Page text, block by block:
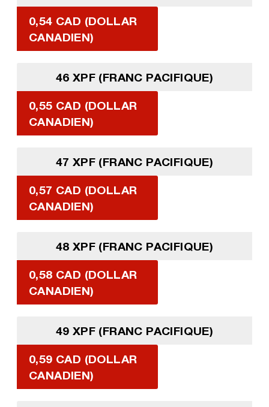
0,54 CAD (DOLLAR
CANADIEN)
46 XPF (FRANC PACIFIQUE)
0,55 CAD (DOLLAR
CANADIEN)
47 XPF (FRANC PACIFIQUE)
0,57 CAD (DOLLAR
CANADIEN)
48 XPF (FRANC PACIFIQUE)
0,58 CAD (DOLLAR
CANADIEN)
49 XPF (FRANC PACIFIQUE)
0,59 CAD (DOLLAR
CANADIEN)